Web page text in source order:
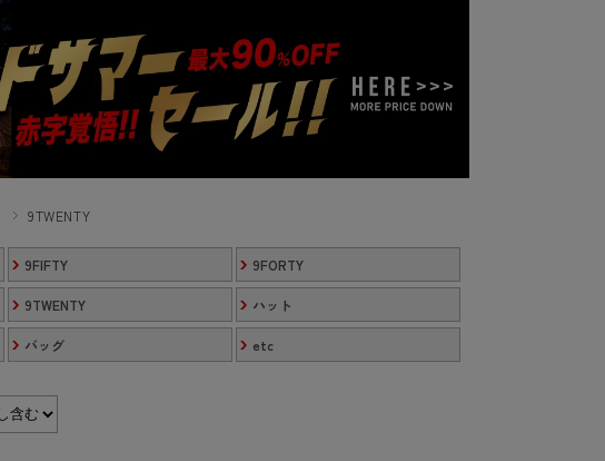
9TWENTY
9FIFTY 9FORTY
9TWENTY ハット
バッグ etc